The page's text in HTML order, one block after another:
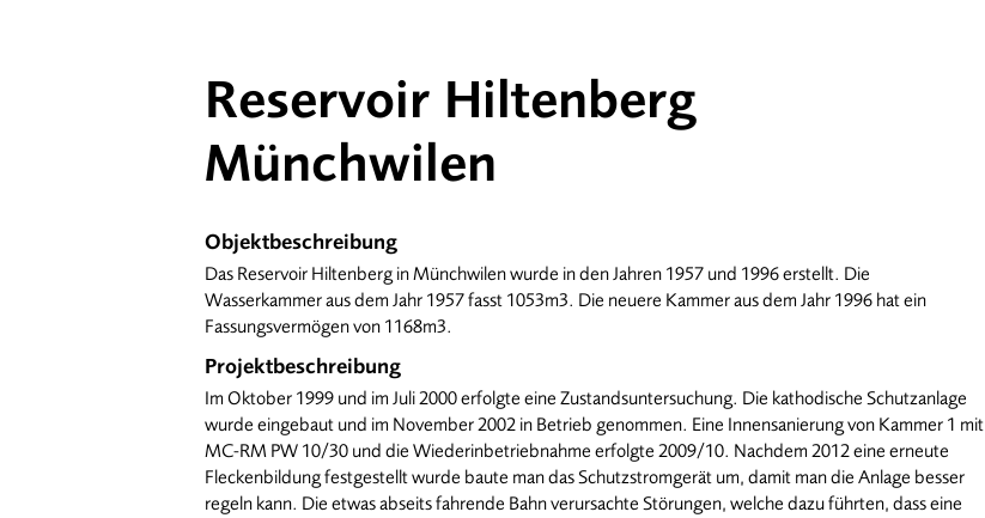
Reservoir Hiltenberg
Münchwilen
Objektbeschreibung
Das Reservoir Hiltenberg in Münchwilen wurde in den Jahren 1957 und 1996 erstellt. Die
Wasserkammer aus dem Jahr 1957 fasst 1053m3. Die neuere Kammer aus dem Jahr 1996 hat ein
Fassungsvermögen von 1168m3.
Projektbeschreibung
Im Oktober 1999 und im Juli 2000 erfolgte eine Zustandsuntersuchung. Die kathodische Schutzanlage
wurde eingebaut und im November 2002 in Betrieb genommen. Eine Innensanierung von Kammer 1 mit
MC-RM PW 10/30 und die Wiederinbetriebnahme erfolgte 2009/10. Nachdem 2012 eine erneute
Fleckenbildung festgestellt wurde baute man das Schutzstromgerät um, damit man die Anlage besser
regeln kann. Die etwas abseits fahrende Bahn verursachte Störungen, welche dazu führten, dass eine